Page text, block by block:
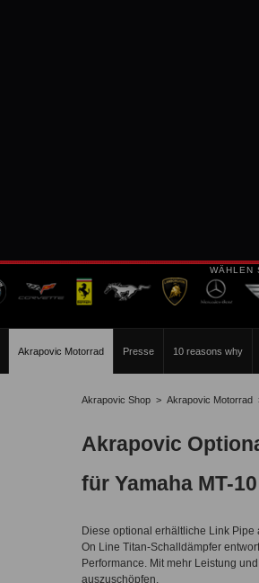
WÄHLEN
Akrapovic Motorrad Presse 10 reasons why
Akrapovic Shop > Akrapovic Motorrad
Akrapovic
für Yamaha MT-10
Diese optional erhältliche Link
On Line Titan-Schalldämpfer
Performance. Mit mehr Leistung
auszuschöpfen.